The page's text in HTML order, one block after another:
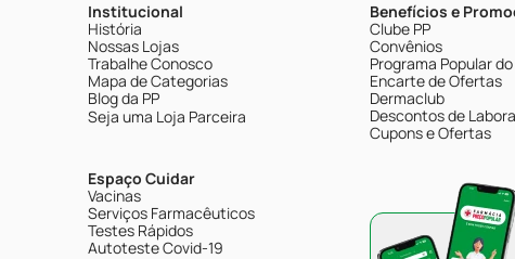
Institucional
História
Nossas Lojas
Trabalhe Conosco
Mapa de Categorias
Blog da PP
Seja uma Loja Parceira
Espaço Cuidar
Vacinas
Serviços Farmacêuticos
Testes Rápidos
Autoteste Covid-19
Benefícios e
Clube PP
Convênios
Programa Popular
Encarte de Ofertas
Dermaclub
Descontos de
Cupons e Ofertas